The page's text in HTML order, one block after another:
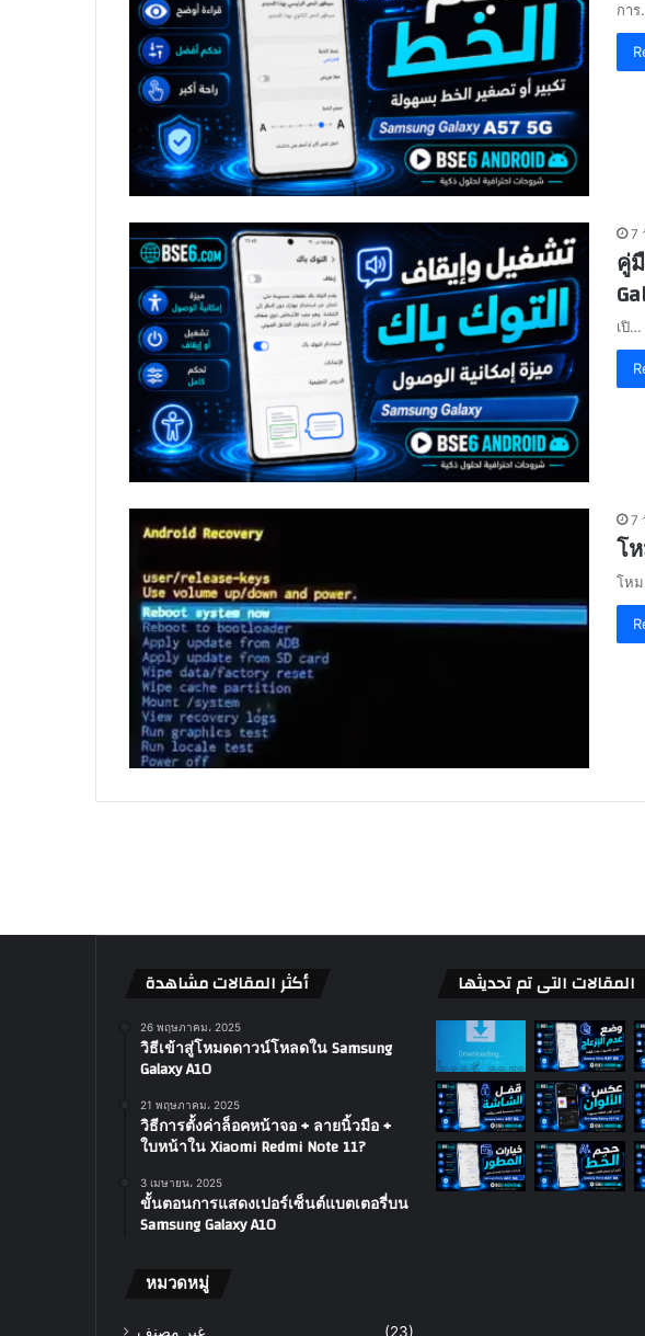
กา
7
คู่
เปิ…
7
โ
โห
أكثر المقالات مشاهدة
26 พฤษภาคม، 2025
วิธีเข้าสู่โหมดดาวน์โหลดใน Samsung
Galaxy A10
21 พฤษภาคม، 2025
วิธีการตั้งค่าล็อคหน้าจอ + ลายนิ้วมือ +
ใบหน้าใน Xiaomi Redmi Note 11?
3 เมษายน، 2025
ขั้นตอนการแสดงเปอร์เซ็นต์แบตเตอรี่บน
Samsung Galaxy A10
หมวดหมู่
غير مصنف (23)
المقالات التى تم تحديثها